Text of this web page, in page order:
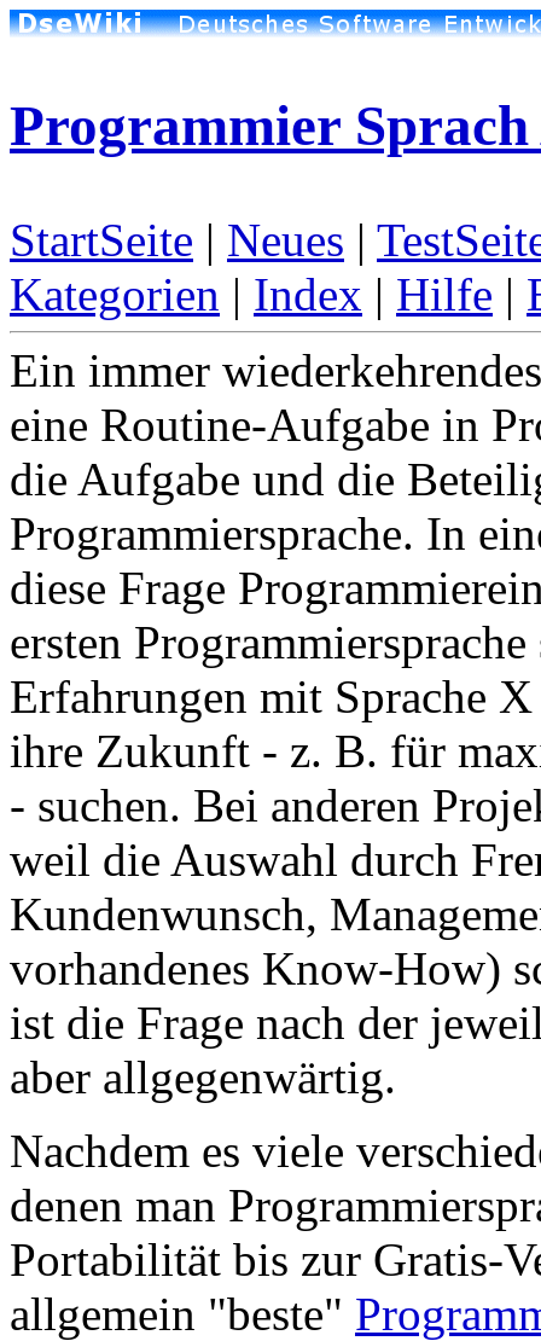
Programmier
StartSeite | Neues |
Kategorien | Index | Hilfe |
Ein immer
eine Routine-Aufgabe in
die Aufgabe und die
Programmiersprache. In
diese Frage
ersten
Erfahrungen mit Sprache
ihre Zukunft - z. B. für
- suchen. Bei anderen
weil die Auswahl durch
Kundenwunsch,
vorhandenes Know-How)
ist die Frage nach der
aber allgegenwärtig.
Nachdem es viele
denen man
Portabilität bis zur Gratis-
allgemein "beste"